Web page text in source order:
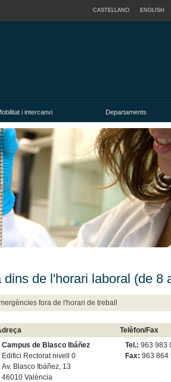
CASTELLANO ENGLISH
i intercanvi Departaments
de l'horari laboral (de 8
fora de l'horari de treball
Telèfon/Fax
Campus de Blasco Ibáñez
Edifici Rectorat nivell 0
Av. Blasco Ibáñez, 13
46010 València
Tel.: 963 983
Fax: 963 864